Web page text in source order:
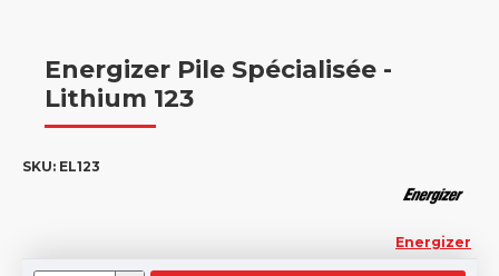
Energizer Pile Spécialisée -
Lithium 123
SKU: EL123
Energizer